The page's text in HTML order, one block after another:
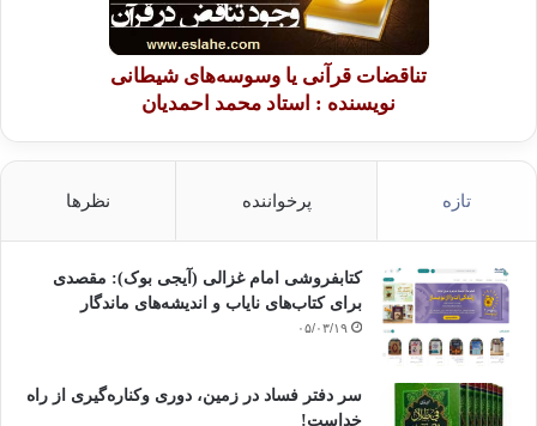
تناقضات قرآنی یا وسوسه‌های شیطانی
نویسنده : استاد محمد احمدیان
تازه پرخواننده نظرها
کتابفروشی امام غزالی (آیجی بوک): مقصدی
برای کتاب‌های نایاب و اندیشه‌های ماندگار
۰۵/۰۳/۱۹
سر دفتر فساد در زمین‌، دوری وکناره‌گیری از راه
خداست‌!